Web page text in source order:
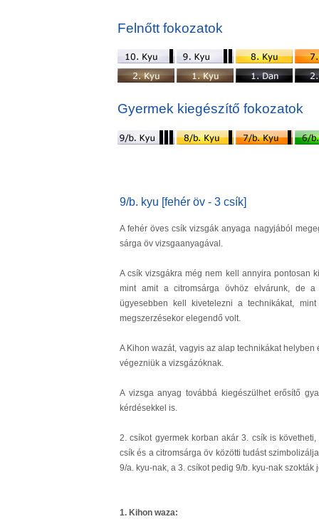
Felnőtt fokozatok
Gyermek kiegészítő fokozatok
9/b. kyu [fehér öv - 3 csík]
A fehér öves csík vizsgák anyaga nagyjából
sárga öv vizsgaanyagával.
A csík vizsgákra még nem kell annyira pontosan
mint amit a citromsárga övhöz elvárunk, de
ügyesebben kell kivetelezni a technikákat,
megszerzésekor elegendő volt.
A Kihon wazát, vagyis az alap technikákat
végezniük a vizsgázóknak.
A vizsga anyag továbbá kiegészülhet erősítő
kérdésekkel is.
2. csíkot gyermek korban akár 3. csík is
csík és a citromsárga öv közötti tudást
9/a. kyu-nak, a 3. csíkot pedig 9/b. kyu-nak szokták
1. Kihon waza: